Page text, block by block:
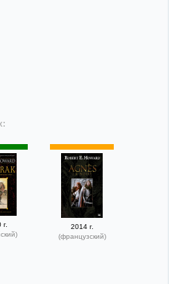
2014 г.
(французский)